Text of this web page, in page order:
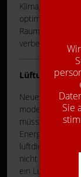
Klimageräte
optimale
Raumluft für
verbessern.
Neue Häuser
modernisierte
müssen nach
luftdicht sein.
nicht einfach,
ein
Sie